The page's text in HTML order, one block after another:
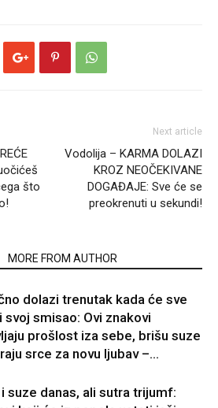
što
Next article
Vodolija – KARMA DOLAZI
KROZ NEOČEKIVANE
DOGAĐAJE: Sve će se
preokrenuti u sekundi!
MORE FROM AUTHOR
dolazi trenutak kada će sve
svoj smisao: Ovi znakovi
prošlost iza sebe, brišu suze
srce za novu ljubav –...
suze danas, ali sutra trijumf: